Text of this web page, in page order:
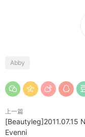
Abby
上一篇
[Beautyleg]2011.07.15
Evenni